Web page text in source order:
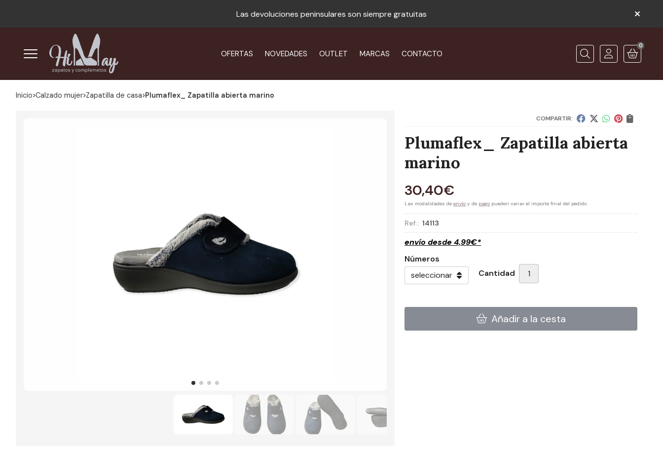
Las devoluciones peninsulares son siempre gratuitas
OFERTAS NOVEDADES OUTLET MARCAS CONTACTO Buscar
0
Inicio calzado mujer zapatilla de casa Plumaflex_ Zapatilla abierta marino
COMPARTIR:
Plumaflex_ Zapatilla abierta
marino
30,40€
Las modalidades de envío y de pago pueden variar el importe final del pedido.
Ref.: 14113
envío desde 4,99€*
Números
Cantidad
Añadir a la cesta